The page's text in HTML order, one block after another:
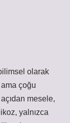
olarak
çoğu
mesele,
yalnızca